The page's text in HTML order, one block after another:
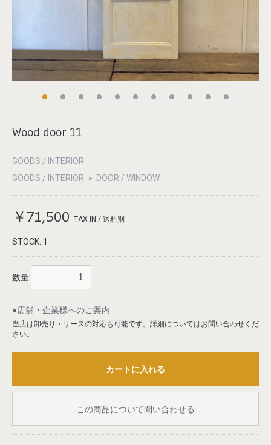
Wood door 11
GOODS / INTERIOR
GOODS / INTERIOR ＞ DOOR / WINDOW
￥71,500 TAX IN / 送料別
STOCK: 1
数量
●店舗・企業様へのご案内
当店は卸売り・リースの対応も可能です。詳細についてはお問い合わせくだ
さい。
カートに入れる
この商品について問い合わせる